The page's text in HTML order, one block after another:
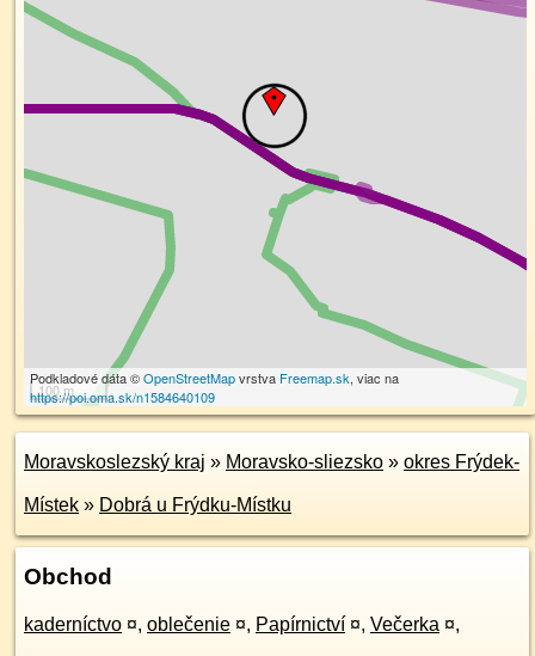
100 m
Podkladové dáta ©OpenStreetMapvrstva Freemap.sk, viac na
https://poi.oma.sk/n1584640109
Moravskoslezský kraj » Moravsko-sliezsko » okres Frýdek-
Místek » Dobrá u Frýdku-Místku
Obchod
kaderníctvo ¤, oblečenie ¤, Papírnictví ¤, Večerka ¤,